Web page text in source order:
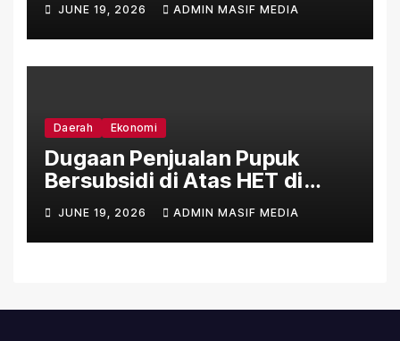
No. 15/2025
JUNE 19, 2026 ADMIN MASIF MEDIA
Daerah Ekonomi
Dugaan Penjualan Pupuk
Bersubsidi di Atas HET di
Sejumlah Daerah Bengkulu
JUNE 19, 2026 ADMIN MASIF MEDIA